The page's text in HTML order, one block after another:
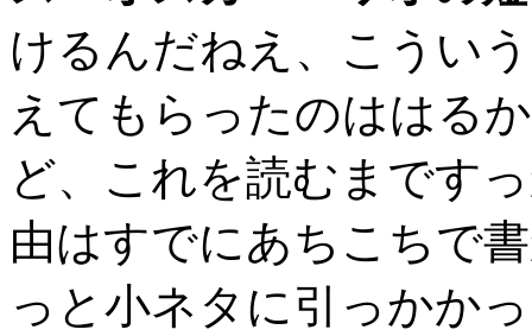
けるんだねえ、こうい
えてもらったのははる
ど、これを読むまです
由はすでにあちこちで
っと小ネタに引っかか